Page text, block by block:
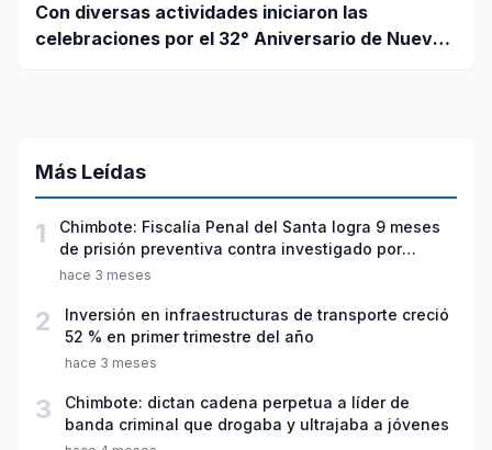
Con diversas actividades iniciaron las
celebraciones por el 32° Aniversario de Nuevo
Más Leídas
1
Chimbote: Fiscalía Penal del Santa logra 9 meses
de prisión preventiva contra investigado por
violación sexual y tentativa de feminicidio
hace 3 meses
2
Inversión en infraestructuras de transporte creció
52 % en primer trimestre del año
hace 3 meses
3
Chimbote: dictan cadena perpetua a líder de
banda criminal que drogaba y ultrajaba a jóvenes